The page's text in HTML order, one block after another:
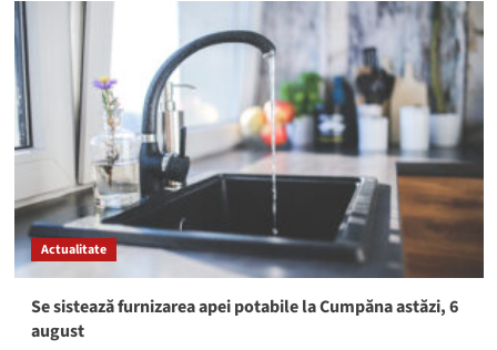
Actualitate
Se sistează furnizarea apei potabile la Cumpăna astăzi, 6
august